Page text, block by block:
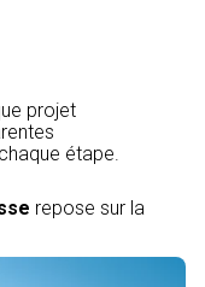
projet
étape.
repose sur la